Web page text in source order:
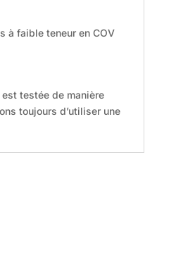
à faible teneur en COV
testée de manière
toujours d’utiliser une